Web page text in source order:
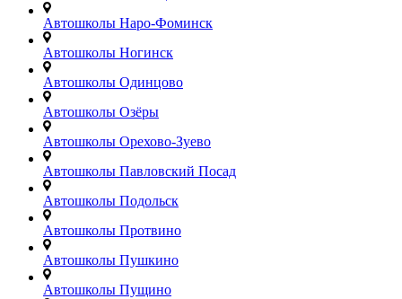
Автошколы Наро-Фоминск
Автошколы Ногинск
Автошколы Одинцово
Автошколы Озёры
Автошколы Орехово-Зуево
Автошколы Павловский Посад
Автошколы Подольск
Автошколы Протвино
Автошколы Пушкино
Автошколы Пущино